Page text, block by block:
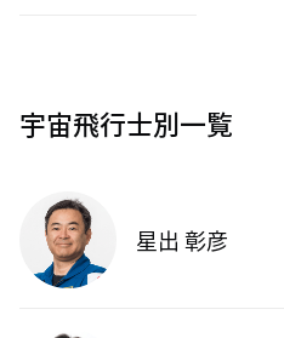
宇宙飛行士別一覧
星出 彰彦